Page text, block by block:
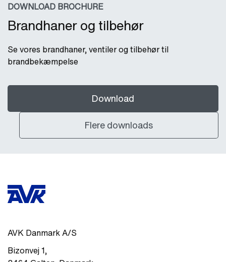
DOWNLOAD BROCHURE
Brandhaner og tilbehør
Se vores brandhaner, ventiler og tilbehør til
brandbekæmpelse
Download
Flere downloads
AVK Danmark A/S
Bizonvej 1,